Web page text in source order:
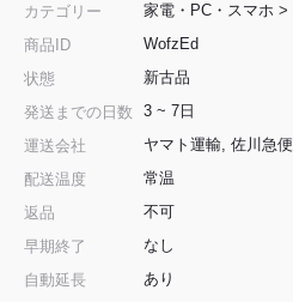
カテゴリー 家電・PC・スマホ >
商品ID
WofzEd
状態
新古品
発送までの日数
3 ~ 7日
運送会社
ヤマト運輸, 佐川急便
配送温度
常温
返品
不可
早期終了
なし
自動延長
あり